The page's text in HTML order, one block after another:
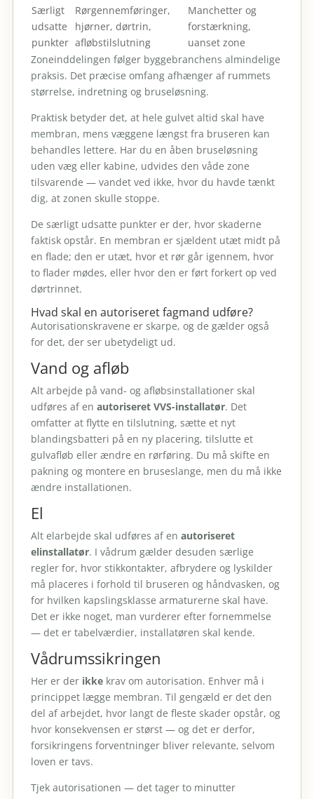
Særligt
udsatte
punkter
Rørgennemføringer,
hjørner, dørtrin,
afløbstilslutning
Manchetter og
forstærkning,
uanset zone
Zoneinddelingen følger byggebranchens almindelige
praksis. Det præcise omfang afhænger af rummets
størrelse, indretning og bruseløsning.
Praktisk betyder det, at hele gulvet altid skal have
membran, mens væggene længst fra bruseren kan
behandles lettere. Har du en åben bruseløsning
uden væg eller kabine, udvides den våde zone
tilsvarende — vandet ved ikke, hvor du havde tænkt
dig, at zonen skulle stoppe.
De særligt udsatte punkter er der, hvor skaderne
faktisk opstår. En membran er sjældent utæt midt på
en flade; den er utæt, hvor et rør går igennem, hvor
to flader mødes, eller hvor den er ført forkert op ved
dørtrinnet.
Hvad skal en autoriseret fagmand udføre?
Autorisationskravene er skarpe, og de gælder også
for det, der ser ubetydeligt ud.
Vand og afløb
Alt arbejde på vand- og afløbsinstallationer skal
udføres af en autoriseret VVS-installatør. Det
omfatter at flytte en tilslutning, sætte et nyt
blandingsbatteri på en ny placering, tilslutte et
gulvafløb eller ændre en rørføring. Du må skifte en
pakning og montere en bruseslange, men du må ikke
ændre installationen.
El
Alt elarbejde skal udføres af en autoriseret
elinstallatør. I vådrum gælder desuden særlige
regler for, hvor stikkontakter, afbrydere og lyskilder
må placeres i forhold til bruseren og håndvasken, og
for hvilken kapslingsklasse armaturerne skal have.
Det er ikke noget, man vurderer efter fornemmelse
— det er tabelværdier, installatøren skal kende.
Vådrumssikringen
Her er der ikkekrav om autorisation. Enhver må i
princippet lægge membran. Til gengæld er det den
del af arbejdet, hvor langt de fleste skader opstår, og
hvor konsekvensen er størst — og det er derfor,
forsikringens forventninger bliver relevante, selvom
loven er tavs.
Tjek autorisationen — det tager to minutter